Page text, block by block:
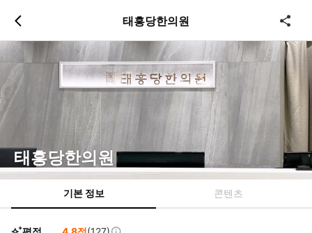
태흥당한의원
태흥당한의원
기본 정보 콘텐츠